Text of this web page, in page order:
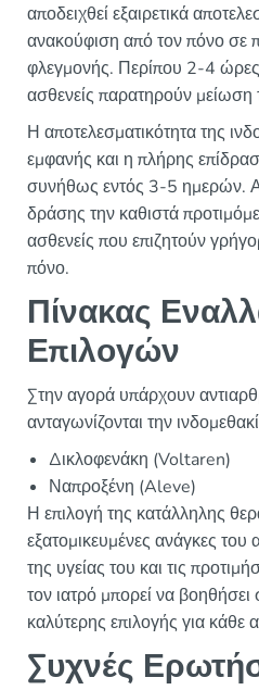
αποδειχθεί εξαιρετικά
ανακούφιση από τον πόνο σε
φλεγμονής. Περίπου 2-4 ώρες
ασθενείς παρατηρούν
Η αποτελεσματικότητα της
εμφανής και η πλήρης
συνήθως εντός 3-5 ημερών.
δράσης την καθιστά
ασθενείς που επιζητούν
πόνο.
Πίνακας
Επιλογών
Στην αγορά υπάρχουν
ανταγωνίζονται την
Δικλοφενάκη (Voltaren)
Ναπροξένη (Aleve)
Η επιλογή της κατάλληλης
εξατομικευμένες ανάγκες
της υγείας του και τις
τον ιατρό μπορεί να βοηθήσει
καλύτερης επιλογής για κάθε
Συχνές